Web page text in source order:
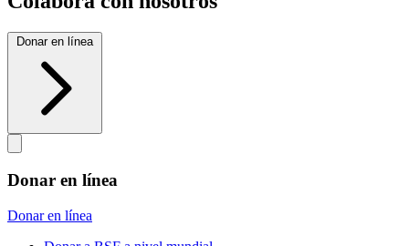
Donar en línea
Donar en línea
Donar en línea